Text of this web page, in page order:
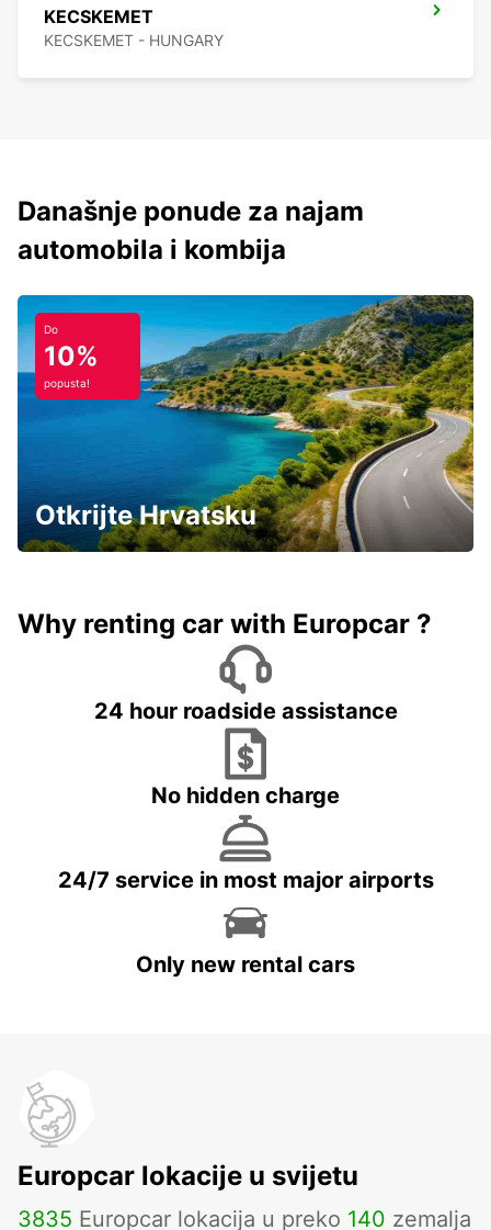
KECSKEMET
KECSKEMET - HUNGARY
Današnje ponude za najam
automobila i kombija
Do
10%
popusta!
Otkrijte Hrvatsku
Why renting car with Europcar ?
24 hour roadside assistance
No hidden charge
24/7 service in most major airports
Only new rental cars
Europcar lokacije u svijetu
3835 Europcar lokacija u preko 140 zemalja